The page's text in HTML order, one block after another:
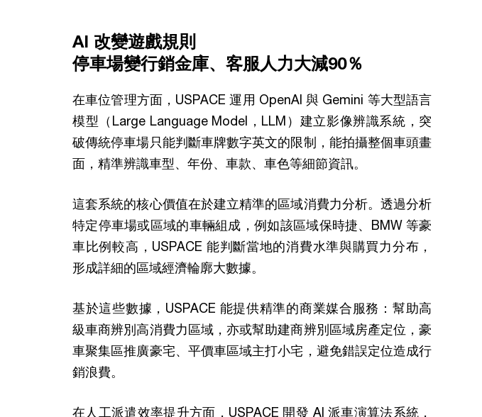
AI 改變遊戲規則
停車場變行銷金庫、客服人力大減90％
在車位管理方面，USPACE 運用 OpenAI 與 Gemini 等大型語言
模型（Large Language Model，LLM）建立影像辨識系統，突
破傳統停車場只能判斷車牌數字英文的限制，能拍攝整個車頭畫
面，精準辨識車型、年份、車款、車色等細節資訊。
這套系統的核心價值在於建立精準的區域消費力分析。透過分析
特定停車場或區域的車輛組成，例如該區域保時捷、BMW 等豪
車比例較高，USPACE 能判斷當地的消費水準與購買力分布，
形成詳細的區域經濟輪廓大數據。
基於這些數據，USPACE 能提供精準的商業媒合服務：幫助高
級車商辨別高消費力區域，亦或幫助建商辨別區域房產定位，豪
車聚集區推廣豪宅、平價車區域主打小宅，避免錯誤定位造成行
銷浪費。
在人工派遣效率提升方面，USPACE 開發 AI 派車演算法系統，